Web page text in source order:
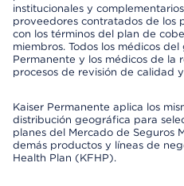
institucionales y
proveedores contratados de los
con los términos del plan de
miembros. Todos los médicos
Permanente y los médicos de la
procesos de revisión de calidad
Kaiser Permanente aplica los
distribución geográfica para
planes del Mercado de Seguros
demás productos y líneas de
Health Plan (KFHP).